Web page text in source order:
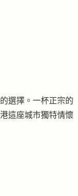
選擇。一杯正宗的
這座城市獨特情懷